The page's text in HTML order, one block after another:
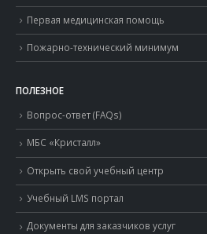
Первая медицинская помощь
Пожарно-технический минимум
ПОЛЕЗНОЕ
Вопрос-ответ (FAQs)
МБС «Кристалл»
Открыть свой учебный центр
Учебный LMS портал
Документы для заказчиков услуг